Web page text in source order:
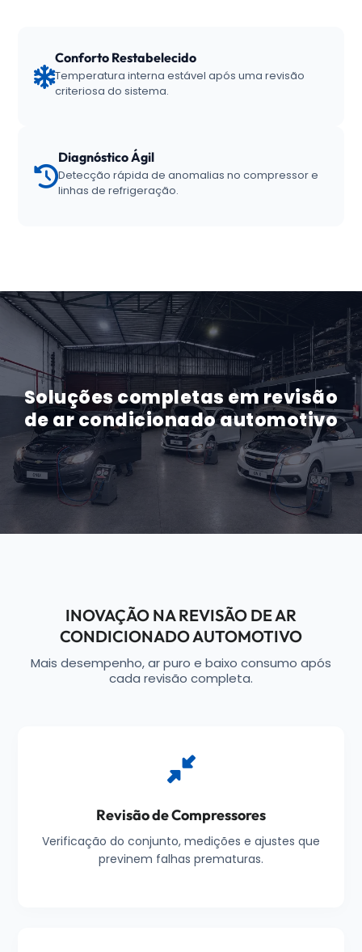
Conforto Restabelecido
Temperatura interna estável após uma revisão
criteriosa do sistema.
Diagnóstico Ágil
Detecção rápida de anomalias no compressor e
linhas de refrigeração.
Soluções completas em revisão
de ar condicionado automotivo
INOVAÇÃO NA REVISÃO DE AR
CONDICIONADO AUTOMOTIVO
Mais desempenho, ar puro e baixo consumo após
cada revisão completa.
Revisão de Compressores
Verificação do conjunto, medições e ajustes que
previnem falhas prematuras.